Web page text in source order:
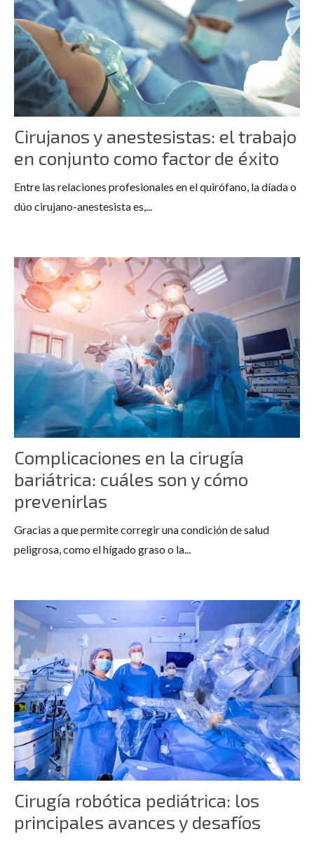
Cirujanos y anestesistas: el trabajo
en conjunto como factor de éxito
Entre las relaciones profesionales en el quirófano, la díada o
dúo cirujano-anestesista es,...
Complicaciones en la cirugía
bariátrica: cuáles son y cómo
prevenirlas
Gracias a que permite corregir una condición de salud
peligrosa, como el hígado graso o la...
Cirugía robótica pediátrica: los
principales avances y desafíos